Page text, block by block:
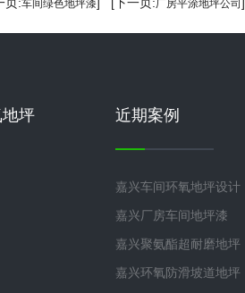
车间绿色地坪漆 厂房平涂地坪公司
地坪 近期案例
嘉兴车间环氧地坪设计
嘉兴厂房车间地坪漆
嘉兴聚氨酯超耐磨地坪
嘉兴环氧防滑坡道地坪